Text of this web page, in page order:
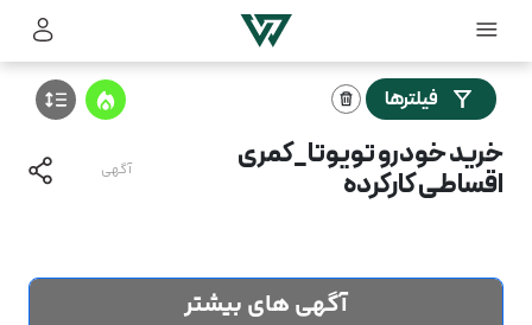
فیلترها
خرید خودرو تویوتا_کمری
اقساطی کارکرده آگهی
آگهی های بیشتر